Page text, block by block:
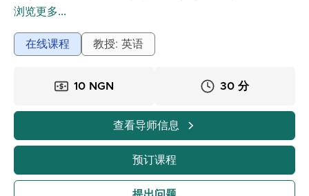
请告诉我您需要什么帮助以及您希望上课的时间，我会确
我已准备好帮助您提高成绩并在学习中取得成功！
浏览更多...
在线课程 教授: 英语
10 NGN 30 分
查看导师信息
预订课程